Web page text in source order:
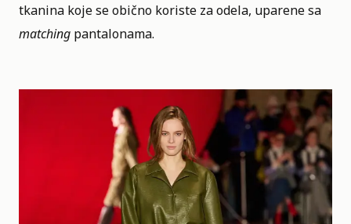
tkanina koje se obično koriste za odela, uparene sa
matching pantalonama.